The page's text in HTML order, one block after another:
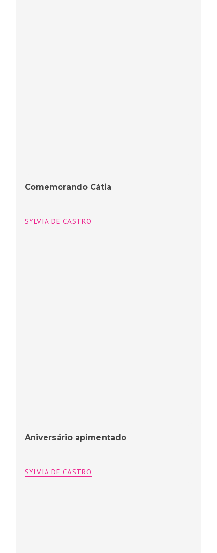
Comemorando Cátia
SYLVIA DE CASTRO
Aniversário apimentado
SYLVIA DE CASTRO